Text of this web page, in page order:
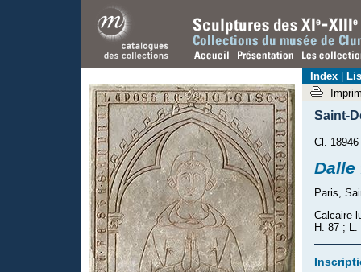
Saint-
Cl.
Dalle
Paris,
Calcaire
H. 87 ; L.
Index